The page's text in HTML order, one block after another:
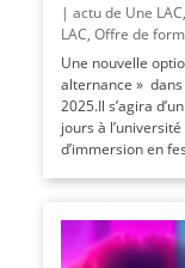
| actu de Une LAC,
LAC, Offre de
Une nouvelle
alternance »
2025.Il s’agira
jours à
d’immersion en